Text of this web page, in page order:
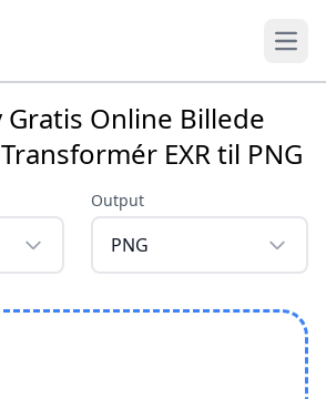
Online Billede
EXR til PNG
Output
PNG